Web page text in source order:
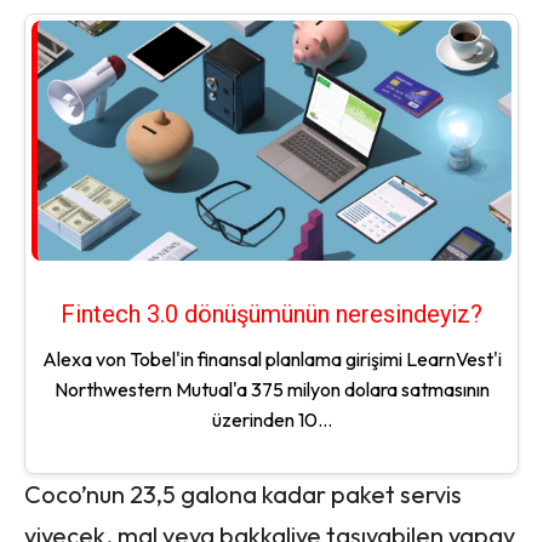
Fintech 3.0 dönüşümünün neresindeyiz?
Alexa von Tobel'in finansal planlama girişimi LearnVest'i
Northwestern Mutual'a 375 milyon dolara satmasının
üzerinden 10...
Coco’nun 23,5 galona kadar paket servis
yiyecek, mal veya bakkaliye taşıyabilen yapay